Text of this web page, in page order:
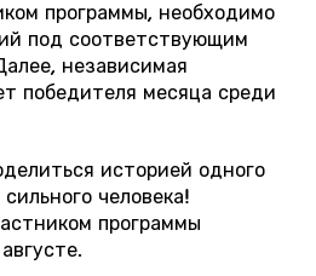
программы, необходимо
под соответствующим
независимая
победителя месяца среди
историей одного
человека!
программы